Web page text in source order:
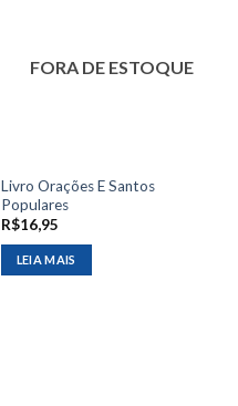
FORA DE ESTOQUE
Livro Orações E Santos
Populares
R$16,95
LEIA MAIS